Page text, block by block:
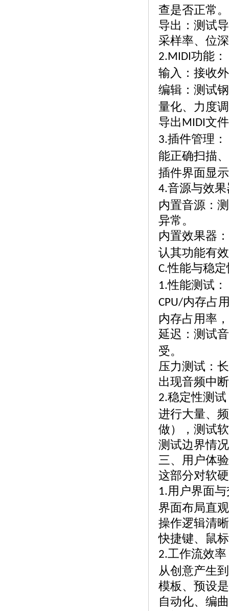
查是否正常。
导出：测试
采样率、位
2.MIDI功能：
输入：接收
编辑：测试
量化、力度
导出MIDI文
3.插件管理：
能正确扫描
插件界面显
4.音源与效
内置音源：
异常。
内置效果器
认其功能有
C.性能与稳
1.性能测试：
CPU/内存占
内存占用率
延迟：测试
受。
压力测试：
出现音频中
2.稳定性测试
进行大量、
做），测试
测试边界情
三、用户体
这部分对软
1.用户界面
界面布局直
操作逻辑清
快捷键、鼠
2.工作流效率
从创意产生
模板、预设
自动化、编